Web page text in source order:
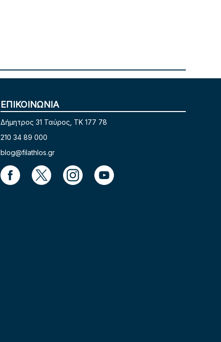
ΕΠΙΚΟΙΝΩΝΙΑ
Δήμητρος 31 Ταύρος, TK 177 78
210 34 89 000
blog@filathlos.gr